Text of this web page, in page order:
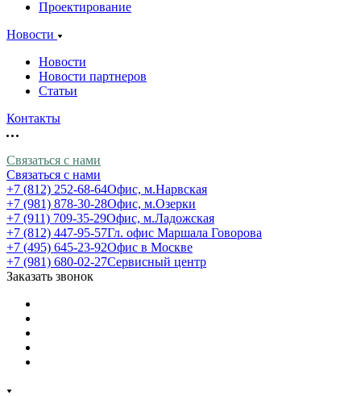
Проектирование
Новости
Новости
Новости партнеров
Статьи
Контакты
Связаться с нами
Связаться с нами
+7 (812) 252-68-64Офис, м.Нарвская
+7 (981) 878-30-28Офис, м.Озерки
+7 (911) 709-35-29Офис, м.Ладожская
+7 (812) 447-95-57Гл. офис Маршала Говорова
+7 (495) 645-23-92Офис в Москве
+7 (981) 680-02-27Сервисный центр
Заказать звонок